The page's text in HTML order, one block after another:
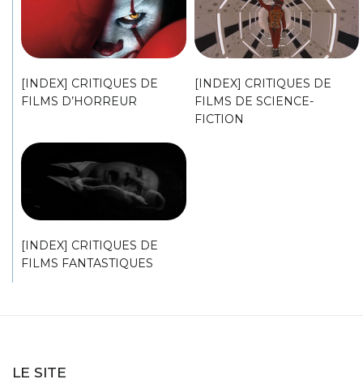
[INDEX] CRITIQUES DE
FILMS D’HORREUR
[INDEX] CRITIQUES DE
FILMS DE SCIENCE-
FICTION
[INDEX] CRITIQUES DE
FILMS FANTASTIQUES
LE SITE